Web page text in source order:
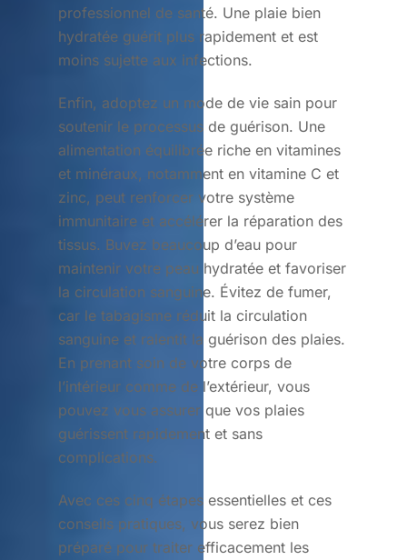
professionnel de santé. Une plaie bien
hydratée guérit plus rapidement et est
moins sujette aux infections.
Enfin, adoptez un mode de vie sain pour
soutenir le processus de guérison. Une
alimentation équilibrée riche en vitamines
et minéraux, notamment en vitamine C et
zinc, peut renforcer votre système
immunitaire et accélérer la réparation des
tissus. Buvez beaucoup d’eau pour
maintenir votre peau hydratée et favoriser
la circulation sanguine. Évitez de fumer,
car le tabagisme réduit la circulation
sanguine et ralentit la guérison des plaies.
En prenant soin de votre corps de
l’intérieur comme de l’extérieur, vous
pouvez vous assurer que vos plaies
guérissent rapidement et sans
complications.
Avec ces cinq étapes essentielles et ces
conseils pratiques, vous serez bien
préparé pour traiter efficacement les